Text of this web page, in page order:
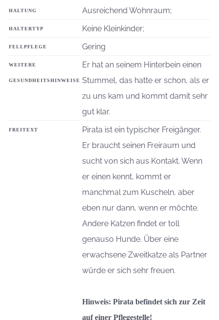
HALTUNG
Ausreichend Wohnraum;
HALTERTYP Keine Kleinkinder;
FELLPFLEGE Gering
WEITERE
GESUNDHEITSHINWEISE
Er hat an seinem Hinterbein einen
Stummel, das hatte er schon, als er
zu uns kam und kommt damit sehr
gut klar.
FREITEXT
Pirata ist ein typischer Freigänger.
Er braucht seinen Freiraum und
sucht von sich aus Kontakt. Wenn
er einen kennt, kommt er
manchmal zum Kuscheln, aber
eben nur dann, wenn er möchte.
Andere Katzen findet er toll
genauso Hunde. Über eine
erwachsene Zweitkatze als Partner
würde er sich sehr freuen.
Hinweis: Pirata befindet sich zur Zeit
auf einer Pflegestelle!